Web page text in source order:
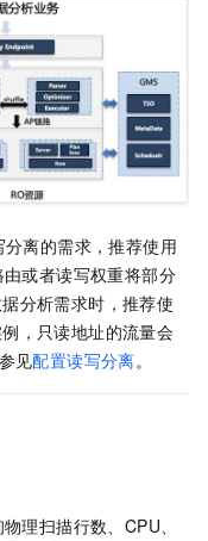
离的需求，推荐使用
或者读写权重将部分
分析需求时，推荐使
，只读地址的流量会
见配置读写分离。
理扫描行数、CPU、